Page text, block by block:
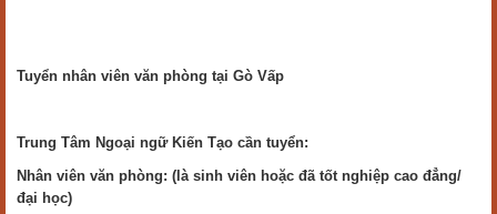
Tuyển nhân viên văn phòng tại Gò Vấp
Trung Tâm Ngoại ngữ Kiến Tạo cần tuyển:
Nhân viên văn phòng: (là sinh viên hoặc đã tốt nghiệp cao đẳng/
đại học)